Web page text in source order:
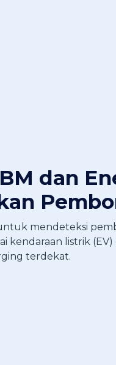
dan
mendeteksi
kendaraan listrik
terdekat.